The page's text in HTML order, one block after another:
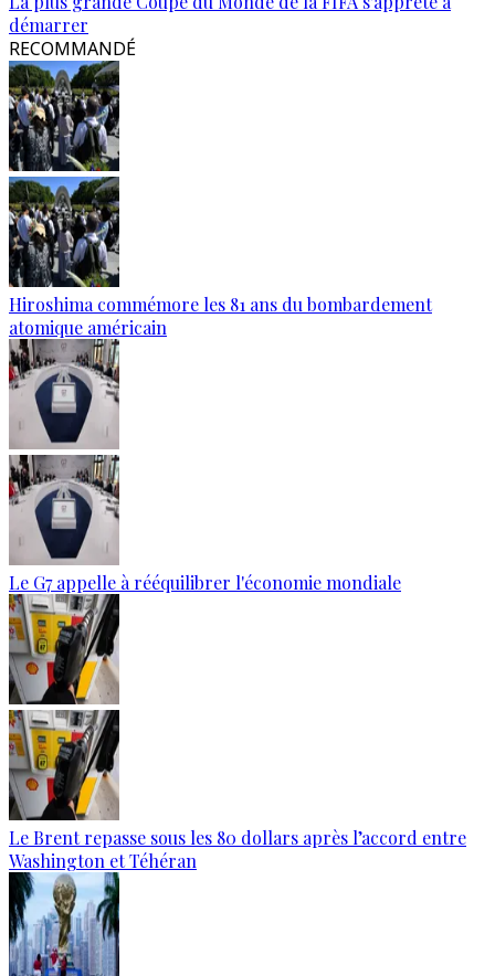
démarrer
RECOMMANDÉ
Hiroshima commémore les 81 ans du bombardement
atomique américain
Le G7 appelle à rééquilibrer l'économie mondiale
Le Brent repasse sous les 80 dollars après l’accord entre
Washington et Téhéran